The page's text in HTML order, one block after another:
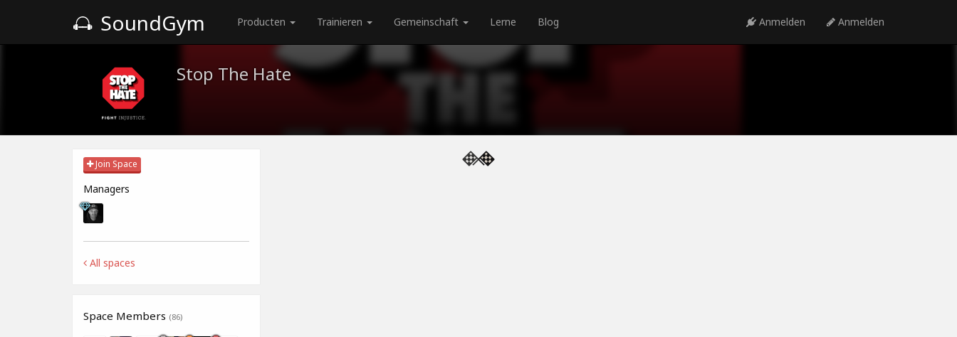
SoundGym Producten Trainieren Gemeinschaft Lerne Blog Anmelden Anmelden
Stop The Hate
Join Space
Managers
All spaces
Space Members (86)